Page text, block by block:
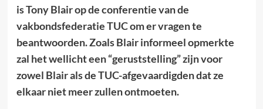
is Tony Blair op de conferentie van de
vakbondsfederatie TUC om er vragen te
beantwoorden. Zoals Blair informeel opmerkte
zal het wellicht een “geruststelling” zijn voor
zowel Blair als de TUC-afgevaardigden dat ze
elkaar niet meer zullen ontmoeten.